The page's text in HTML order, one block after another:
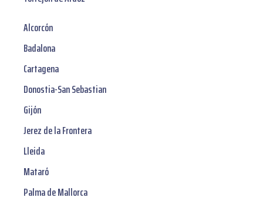
Alcorcón
Badalona
Cartagena
Donostia-San Sebastian
Gijón
Jerez de la Frontera
Lleida
Mataró
Palma de Mallorca